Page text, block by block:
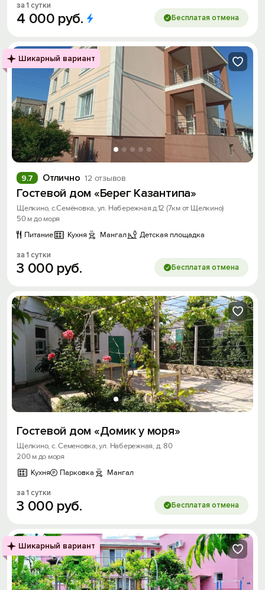
за 1 сутки
4 000 руб. Бесплатая отмена
Шикарный вариант
Отлично 12 отзывов
9.7
Гостевой дом «Берег Казантипа»
Щелкино, с.Семёновка, ул. Набережная д.12 (7км от Щелкино)
50 м до моря
Питание
Кухня Мангал Детская площадка
за 1 сутки
3 000 руб. Бесплатая отмена
Гостевой дом «Домик у моря»
Щелкино, с. Семеновка, ул. Набережная, д. 80
200 м до моря
Кухня
Парковка Мангал
за 1 сутки
3 000 руб. Бесплатая отмена
Шикарный вариант